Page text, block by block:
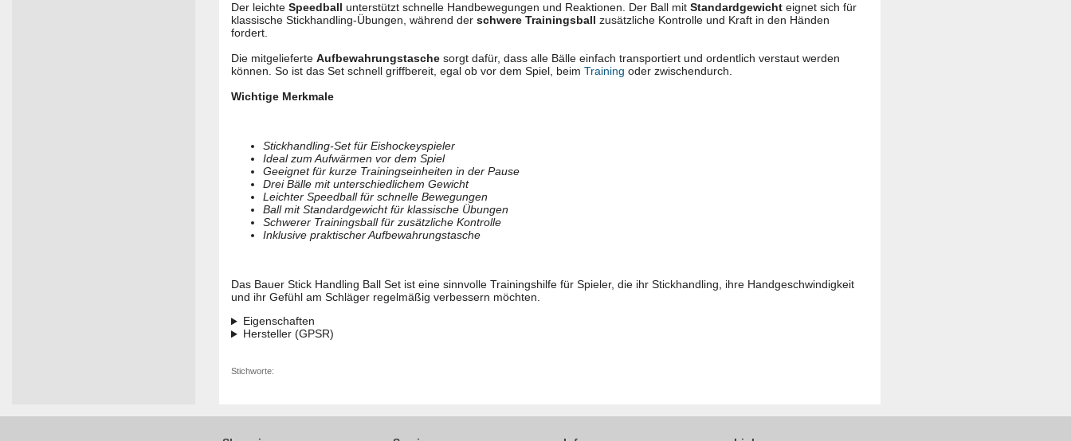
Der leichte Speedball unterstützt schnelle Handbewegungen und Reaktionen. Der Ball mit Standardgewicht eignet sich für
klassische Stickhandling-Übungen, während der schwere Trainingsball zusätzliche Kontrolle und Kraft in den Händen
fordert.
Die mitgelieferte Aufbewahrungstasche sorgt dafür, dass alle Bälle einfach transportiert und ordentlich verstaut werden
können. So ist das Set schnell griffbereit, egal ob vor dem Spiel, beim Training oder zwischendurch.
Wichtige Merkmale
Stickhandling-Set für Eishockeyspieler
Ideal zum Aufwärmen vor dem Spiel
Geeignet für kurze Trainingseinheiten in der Pause
Drei Bälle mit unterschiedlichem Gewicht
Leichter Speedball für schnelle Bewegungen
Ball mit Standardgewicht für klassische Übungen
Schwerer Trainingsball für zusätzliche Kontrolle
Inklusive praktischer Aufbewahrungstasche
Das Bauer Stick Handling Ball Set ist eine sinnvolle Trainingshilfe für Spieler, die ihr Stickhandling, ihre Handgeschwindigkeit
und ihr Gefühl am Schläger regelmäßig verbessern möchten.
Eigenschaften
Hersteller (GPSR)
Stichworte: